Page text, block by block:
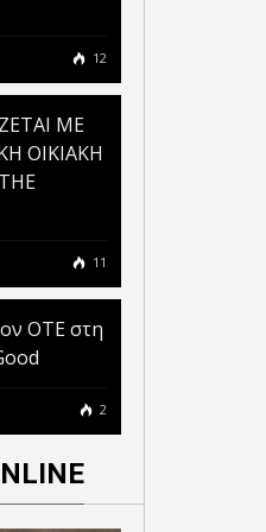
ΤΟ IOS 16 ΦΕΡΝΕΙ ΤΑ
ΠΙΟ ΚΟΝΤΑ ΣΤΟ
12
ΜΕ
ΟΙΚΙΑΚΗ
11
ΟΤΕ στη
2